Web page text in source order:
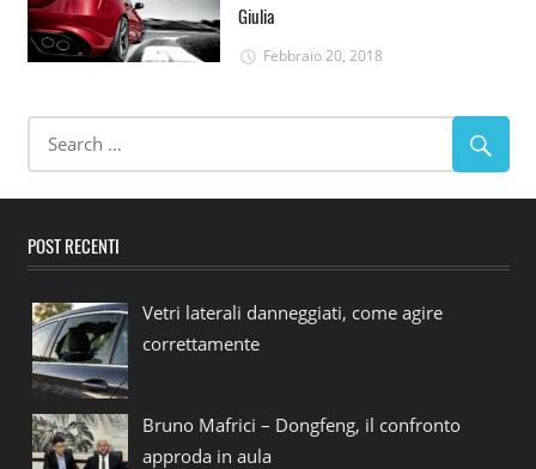
Giulia
Febbraio 20, 2018
POST RECENTI
Vetri laterali danneggiati, come agire
correttamente
Bruno Mafrici – Dongfeng, il confronto
approda in aula